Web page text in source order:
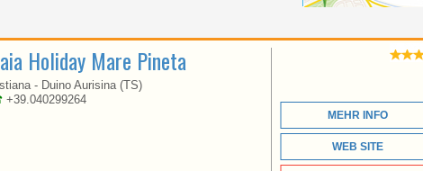
Holiday Mare Pineta
- Duino Aurisina (TS)
+39.040299264
MEHR INFO
WEB SITE
MEERESFRONT VON
DES WUNDERBAREN
VON GAETA